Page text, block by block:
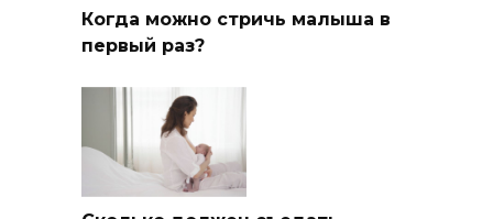
Когда можно стричь малыша в
первый раз?